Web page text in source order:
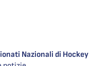
Nazionali di Hockey